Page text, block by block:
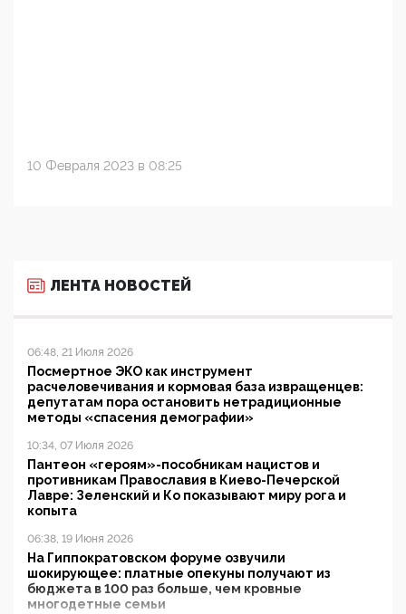
10 Февраля 2023 в 08:25
ЛЕНТА НОВОСТЕЙ
06:48, 21 Июля 2026
Посмертное ЭКО как инструмент
расчеловечивания и кормовая база извращенцев:
депутатам пора остановить нетрадиционные
методы «спасения демографии»
10:34, 07 Июля 2026
Пантеон «героям»-пособникам нацистов и
противникам Православия в Киево-Печерской
Лавре: Зеленский и Ко показывают миру рога и
копыта
06:38, 19 Июня 2026
На Гиппократовском форуме озвучили
шокирующее: платные опекуны получают из
бюджета в 100 раз больше, чем кровные
многодетные семьи